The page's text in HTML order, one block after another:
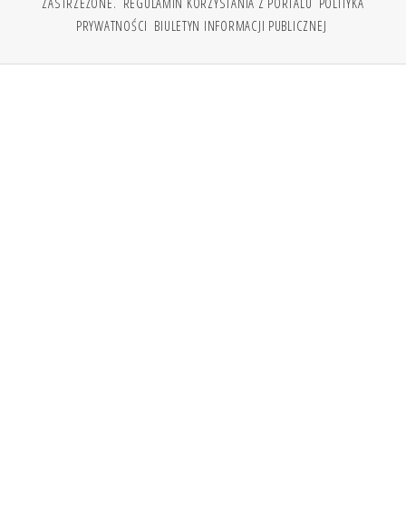
PRYWATNOŚCI BIULETYN INFORMACJI PUBLICZNEJ